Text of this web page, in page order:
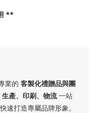
**
業的 客製化禮贈品與團
生產、印刷、物流一站
速打造專屬品牌形象。